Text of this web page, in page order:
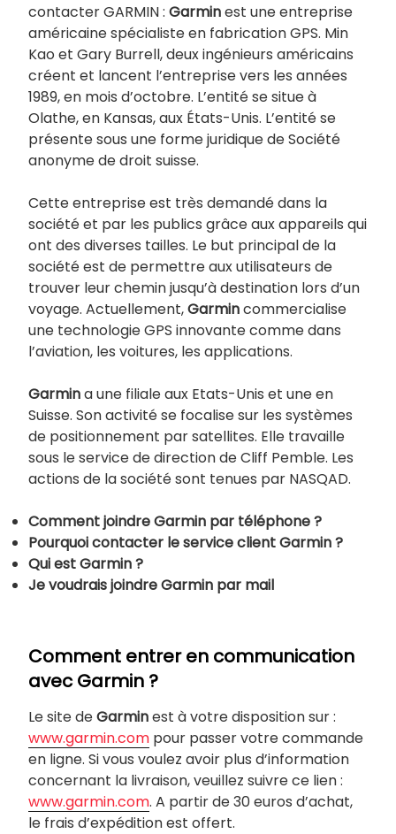
contacter GARMIN : Garminest une entreprise
américaine spécialiste en fabrication GPS. Min
Kao et Gary Burrell, deux ingénieurs américains
créent et lancent l’entreprise vers les années
1989, en mois d’octobre. L’entité se situe à
Olathe, en Kansas, aux États-Unis. L’entité se
présente sous une forme juridique de Société
anonyme de droit suisse.
Cette entreprise est très demandé dans la
société et par les publics grâce aux appareils qui
ont des diverses tailles. Le but principal de la
société est de permettre aux utilisateurs de
trouver leur chemin jusqu’à destination lors d’un
voyage. Actuellement,Garmincommercialise
une technologie GPS innovante comme dans
l’aviation, les voitures, les applications.
Garmina une filiale aux Etats-Unis et une en
Suisse. Son activité se focalise sur les systèmes
de positionnement par satellites. Elle travaille
sous le service de direction de Cliff Pemble. Les
actions de la société sont tenues par NASQAD.
Comment joindreGarmin par téléphone ?
Pourquoi contacter le service clientGarmin ?
Qui estGarmin ?
Je voudrais joindreGarmin par mail
Comment entrer en communication
avec Garmin ?
Le site deGarminest à votre disposition sur :
www.garmin.com pour passer votre commande
en ligne. Si vous voulez avoir plus d’information
concernant la livraison, veuillez suivre ce lien :
www.garmin.com. A partir de 30 euros d’achat,
le frais d’expédition est offert.